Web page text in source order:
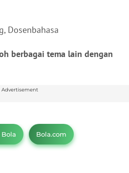
Dosenbahasa
berbagai tema lain dengan
Advertisement
Bola.com